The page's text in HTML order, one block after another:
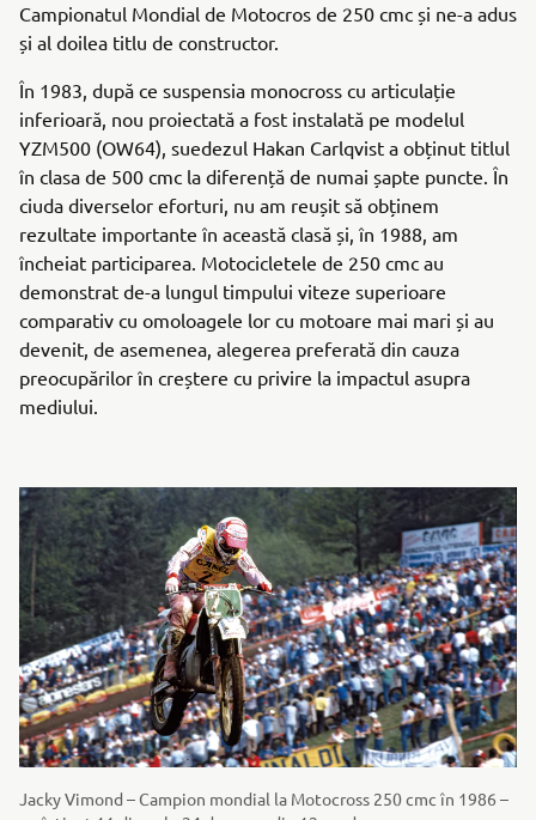
Campionatul Mondial de Motocros de 250 cmc și ne-a adus
și al doilea titlu de constructor.
În 1983, după ce suspensia monocross cu articulație
inferioară, nou proiectată a fost instalată pe modelul
YZM500 (OW64), suedezul Hakan Carlqvist a obținut titlul
în clasa de 500 cmc la diferență de numai șapte puncte. În
ciuda diverselor eforturi, nu am reușit să obținem
rezultate importante în această clasă și, în 1988, am
încheiat participarea. Motocicletele de 250 cmc au
demonstrat de-a lungul timpului viteze superioare
comparativ cu omoloagele lor cu motoare mai mari și au
devenit, de asemenea, alegerea preferată din cauza
preocupărilor în creștere cu privire la impactul asupra
mediului.
Jacky Vimond – Campion mondial la Motocross 250 cmc în 1986 –